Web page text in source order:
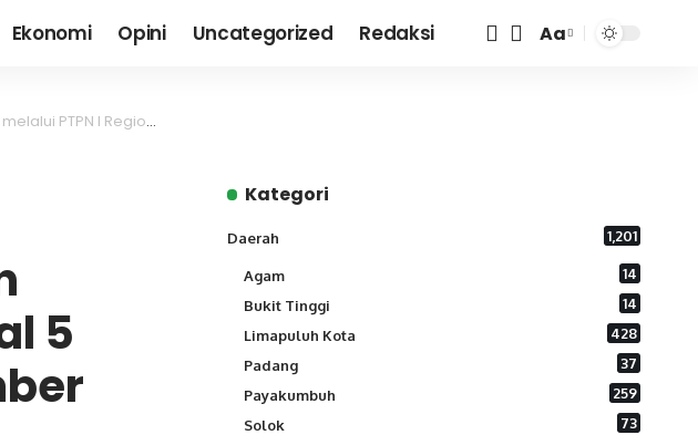
Ekonomi Opini Uncategorized Redaksi
Font
Aa
Rumah Warga di Jember
5
Kategori
Daerah 1,201
Agam
14
Bukit Tinggi
14
Limapuluh Kota
428
Padang
37
Payakumbuh
259
Solok
73